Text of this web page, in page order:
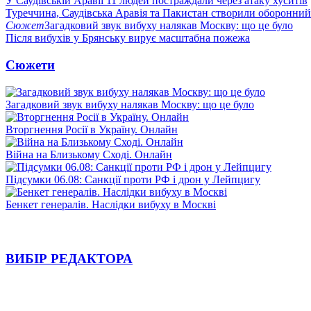
Туреччина, Саудівська Аравія та Пакистан створили
СюжетЗагадковий звук вибуху налякав Москву: що це було
Після вибухів у Брянську вирує масштабна пожежа
Сюжети
Загадковий звук вибуху налякав Москву: що це було
Вторгнення Росії в Україну. Онлайн
Війна на Близькому Сході. Онлайн
Підсумки 06.08: Санкції проти РФ і дрон у Лейпцигу
Бенкет генералів. Наслідки вибуху в Москві
ВИБІР РЕДАКТОРА